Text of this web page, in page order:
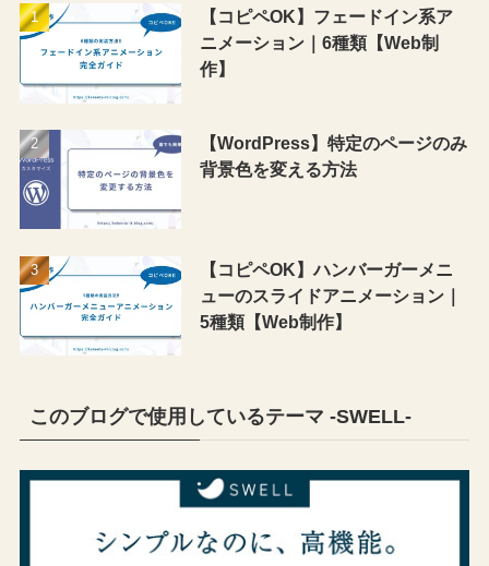
【コピペOK】フェードイン系ア
ニメーション｜6種類【Web制
作】
【WordPress】特定のページのみ
背景色を変える方法
【コピペOK】ハンバーガーメニ
ューのスライドアニメーション｜
5種類【Web制作】
このブログで使用しているテーマ -SWELL-